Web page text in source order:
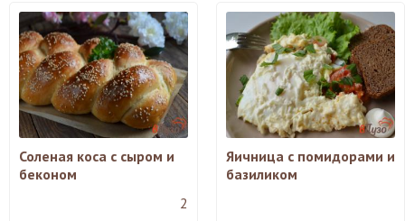
Соленая коса с сыром и
беконом
2
Яичница с помидорами и
базиликом